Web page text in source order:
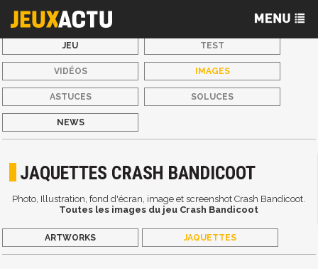
JEU TEST
VIDÉOS IMAGES
ASTUCES SOLUCES
NEWS
JAQUETTES CRASH BANDICOOT
Photo, Illustration, fond d'écran, image et screenshot Crash Bandicoot.
Toutes les images du jeu Crash Bandicoot
ARTWORKS JAQUETTES